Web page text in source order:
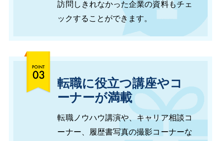
訪問しきれなかった企業の資料もチェ
ックすることができます。
転職に役立つ講座やコ
ーナーが満載
転職ノウハウ講演や、キャリア相談コ
ーナー、履歴書写真の撮影コーナーな